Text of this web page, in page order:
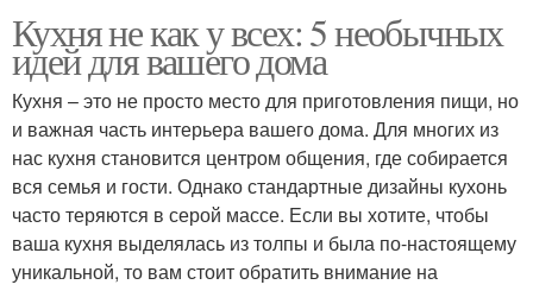
Кухня не как у всех: 5 необычных
идей для вашего дома
Кухня – это не просто место для приготовления пищи, но
и важная часть интерьера вашего дома. Для многих из
нас кухня становится центром общения, где собирается
вся семья и гости. Однако стандартные дизайны кухонь
часто теряются в серой массе. Если вы хотите, чтобы
ваша кухня выделялась из толпы и была по-настоящему
уникальной, то вам стоит обратить внимание на